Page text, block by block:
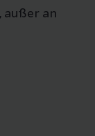
außer an